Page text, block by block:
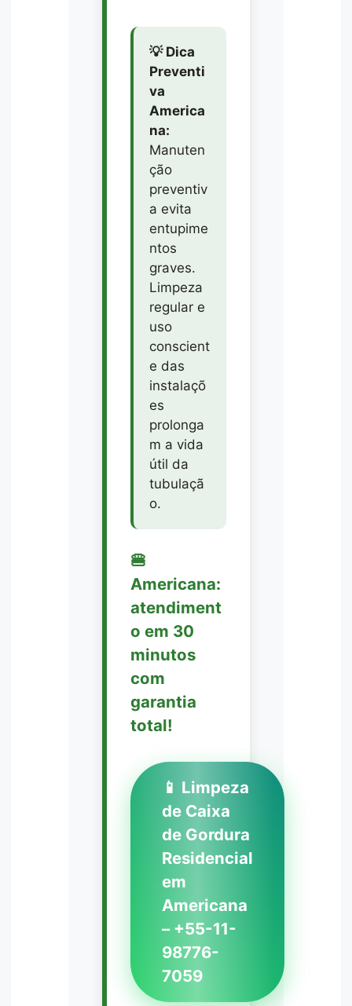
💡 Dica
Preventi
va
America
na:
Manuten
ção
preventiv
a evita
entupime
ntos
graves.
Limpeza
regular e
uso
conscient
e das
instalaçõ
es
prolonga
m a vida
útil da
tubulaçã
o.
🍔
Americana:
atendiment
o em 30
minutos
com
garantia
total!
📱 Limpeza
de Caixa
de Gordura
Residencial
em
Americana
– +55-11-
98776-
7059